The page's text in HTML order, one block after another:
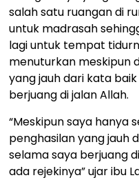
salah satu ruangan di
untuk madrasah
lagi untuk tempat
menuturkan meskipun
yang jauh dari kata
berjuang di jalan Allah.
“Meskipun saya hanya
penghasilan yang jauh
selama saya berjuang
ada rejekinya” ujar ibu